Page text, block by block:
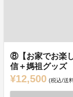
⑧【お家でお楽
信＋媽祖グッズ
¥12,500 (税込/送